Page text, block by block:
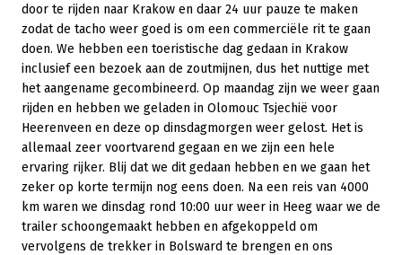
door te rijden naar Krakow en daar 24 uur pauze te maken
zodat de tacho weer goed is om een commerciële rit te gaan
doen. We hebben een toeristische dag gedaan in Krakow
inclusief een bezoek aan de zoutmijnen, dus het nuttige met
het aangename gecombineerd. Op maandag zijn we weer gaan
rijden en hebben we geladen in Olomouc Tsjechië voor
Heerenveen en deze op dinsdagmorgen weer gelost. Het is
allemaal zeer voortvarend gegaan en we zijn een hele
ervaring rijker. Blij dat we dit gedaan hebben en we gaan het
zeker op korte termijn nog eens doen. Na een reis van 4000
km waren we dinsdag rond 10:00 uur weer in Heeg waar we de
trailer schoongemaakt hebben en afgekoppeld om
vervolgens de trekker in Bolsward te brengen en ons